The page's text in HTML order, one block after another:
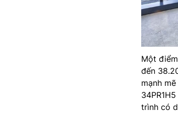
Một
đến
mạnh
trình có